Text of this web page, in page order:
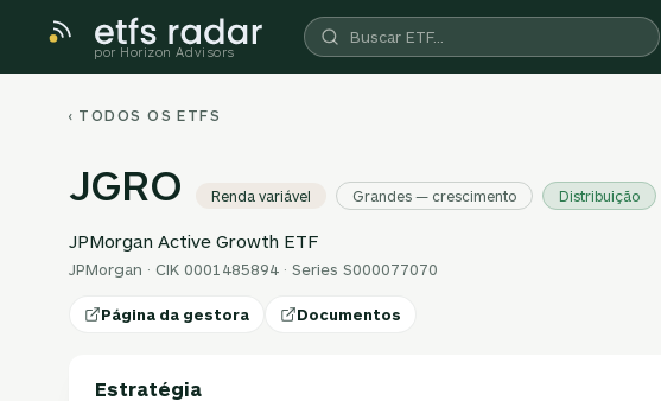
por Horizon Advisors
‹ TODOS OS ETFS
JGRO Renda variável Grandes — crescimento Distribuição
JPMorgan Active Growth ETF
JPMorgan · CIK 0001485894 · Series S000077070
Página da gestora Documentos
Estratégia